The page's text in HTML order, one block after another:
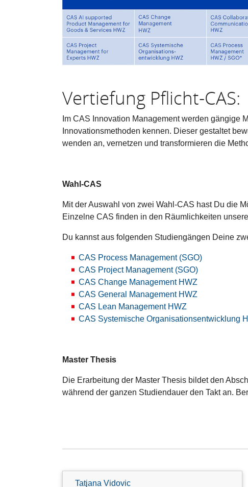
Vertiefung Pflicht-CAS:
Im CAS Innovation Management werden gängige
Innovationsmethoden kennen. Dieser gestaltet
wenden an, vernetzen und transformieren die
Wahl-CAS
Mit der Auswahl von zwei Wahl-CAS hast Du die
Einzelne CAS finden in den Räumlichkeiten
Du kannst aus folgenden Studiengängen Deine
CAS Process Management (SGO)
CAS Project Management (SGO)
CAS Change Management HWZ
CAS General Management HWZ
CAS Lean Management HWZ
CAS Systemische Organisationsentwicklung
Master Thesis
Die Erarbeitung der Master Thesis bildet den
während der ganzen Studiendauer den Takt an.
Tatjana Vidovic